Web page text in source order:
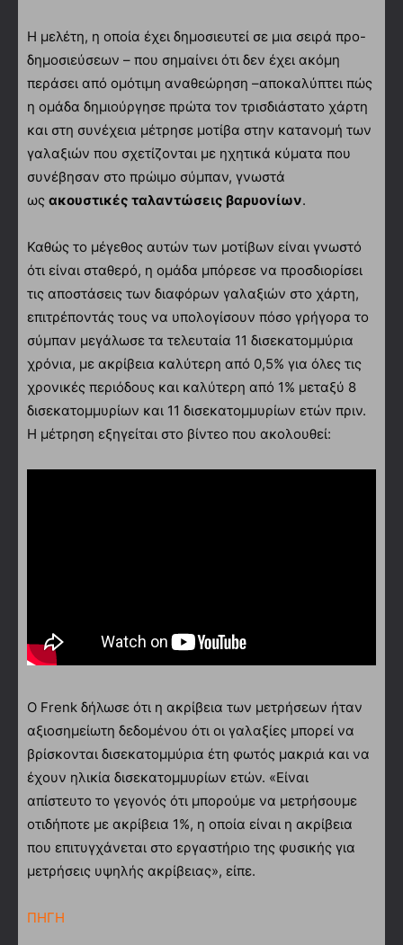
Η μελέτη, η οποία έχει δημοσιευτεί σε μια σειρά προ-
δημοσιεύσεων – που σημαίνει ότι δεν έχει ακόμη
περάσει από ομότιμη αναθεώρηση –αποκαλύπτει πώς
η ομάδα δημιούργησε πρώτα τον τρισδιάστατο χάρτη
και στη συνέχεια μέτρησε μοτίβα στην κατανομή των
γαλαξιών που σχετίζονται με ηχητικά κύματα που
συνέβησαν στο πρώιμο σύμπαν, γνωστά
ως ακουστικές ταλαντώσεις βαρυονίων.
Καθώς το μέγεθος αυτών των μοτίβων είναι γνωστό
ότι είναι σταθερό, η ομάδα μπόρεσε να προσδιορίσει
τις αποστάσεις των διαφόρων γαλαξιών στο χάρτη,
επιτρέποντάς τους να υπολογίσουν πόσο γρήγορα το
σύμπαν μεγάλωσε τα τελευταία 11 δισεκατομμύρια
χρόνια, με ακρίβεια καλύτερη από 0,5% για όλες τις
χρονικές περιόδους και καλύτερη από 1% μεταξύ 8
δισεκατομμυρίων και 11 δισεκατομμυρίων ετών πριν.
Η μέτρηση εξηγείται στο βίντεο που ακολουθεί:
Ο Frenk δήλωσε ότι η ακρίβεια των μετρήσεων ήταν
αξιοσημείωτη δεδομένου ότι οι γαλαξίες μπορεί να
βρίσκονται δισεκατομμύρια έτη φωτός μακριά και να
έχουν ηλικία δισεκατομμυρίων ετών. «Είναι
απίστευτο το γεγονός ότι μπορούμε να μετρήσουμε
οτιδήποτε με ακρίβεια 1%, η οποία είναι η ακρίβεια
που επιτυγχάνεται στο εργαστήριο της φυσικής για
μετρήσεις υψηλής ακρίβειας», είπε.
ΠΗΓΗ